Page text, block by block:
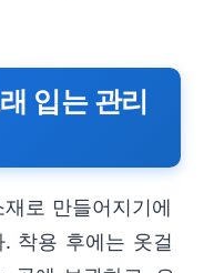
입는 관리
로 만들어지기에
착용 후에는 옷걸